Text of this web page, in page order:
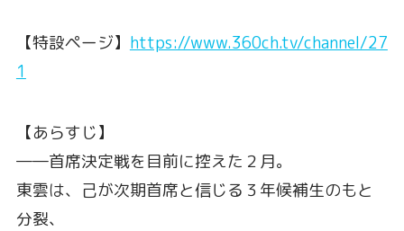
【特設ページ】 https://www.360ch.tv/channel/27
1
【あらすじ】
――首席決定戦を目前に控えた２月。
東雲は、己が次期首席と信じる３年候補生のもと
分裂、